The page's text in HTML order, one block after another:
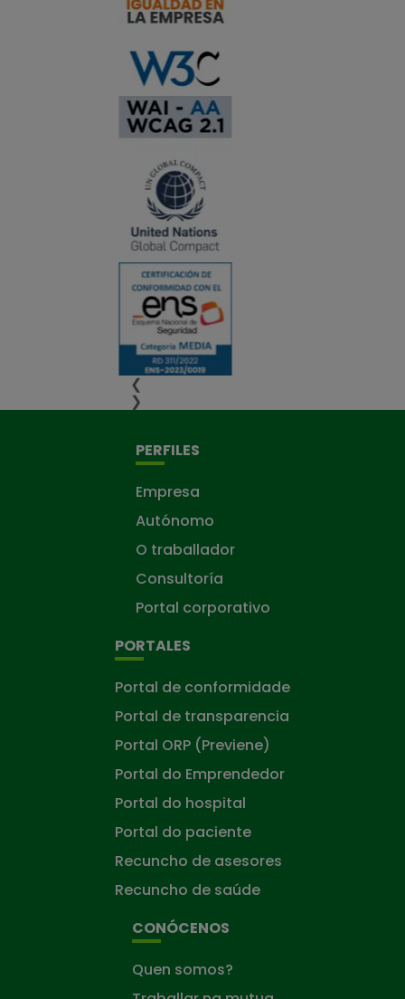
❮
❯
PERFILES
Empresa
Autónomo
O traballador
Consultoría
Portal corporativo
PORTALES
Portal de conformidade
Portal de transparencia
Portal ORP (Previene)
Portal do Emprendedor
Portal do hospital
Portal do paciente
Recuncho de asesores
Recuncho de saúde
CONÓCENOS
Quen somos?